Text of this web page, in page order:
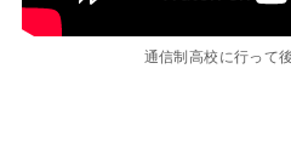
通信制高校に行って